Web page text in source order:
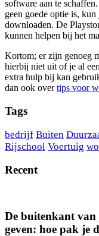
software aan te
geen goede optie is,
downloaden. De
kunnen helpen bij het
Kortom; er zijn genoeg
hierbij niet uit of je al
extra hulp bij kan
dan ook overtips voor
Tags
bedrijf Buiten
Rijschool Voertuig
Recent
De buitenkant van
geven: hoe pak je